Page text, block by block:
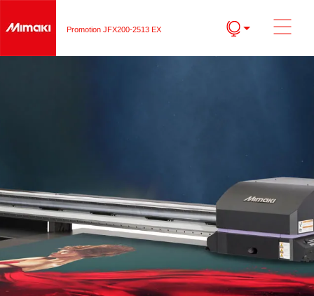
Promotion JFX200-2513 EX